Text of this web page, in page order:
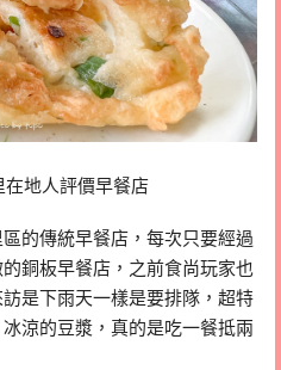
地人評價早餐店
的傳統早餐店，每次只要經過
銅板早餐店，之前食尚玩家也
是下雨天一樣是要排隊，超特
涼的豆漿，真的是吃一餐抵兩